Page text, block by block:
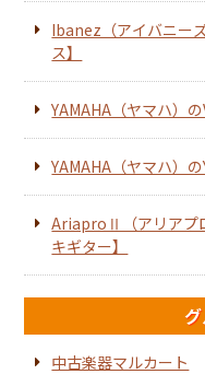
Ibanez（アイバニー
ス】
YAMAHA（ヤマハ）
YAMAHA（ヤマハ）
AriaproⅡ（アリアプ
キギター】
中古楽器マルカート